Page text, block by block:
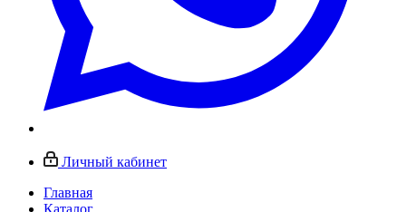
Личный кабинет
Главная
Каталог